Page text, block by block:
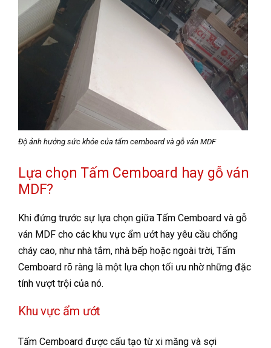
Độ ảnh hưởng sức khỏe của tấm cemboard và gỗ ván MDF
Lựa chọn Tấm Cemboard hay gỗ ván
MDF?
Khi đứng trước sự lựa chọn giữa Tấm Cemboard và gỗ
ván MDF cho các khu vực ẩm ướt hay yêu cầu chống
cháy cao, như nhà tắm, nhà bếp hoặc ngoài trời, Tấm
Cemboard rõ ràng là một lựa chọn tối ưu nhờ những đặc
tính vượt trội của nó.
Khu vực ẩm ướt
Tấm Cemboard được cấu tạo từ xi măng và sợi